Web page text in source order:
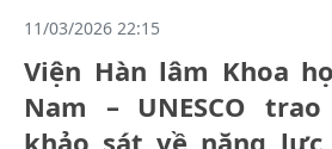
11/03/2026 22:15
Viện Hàn lâm Khoa
Nam – UNESCO
khảo sát về năng